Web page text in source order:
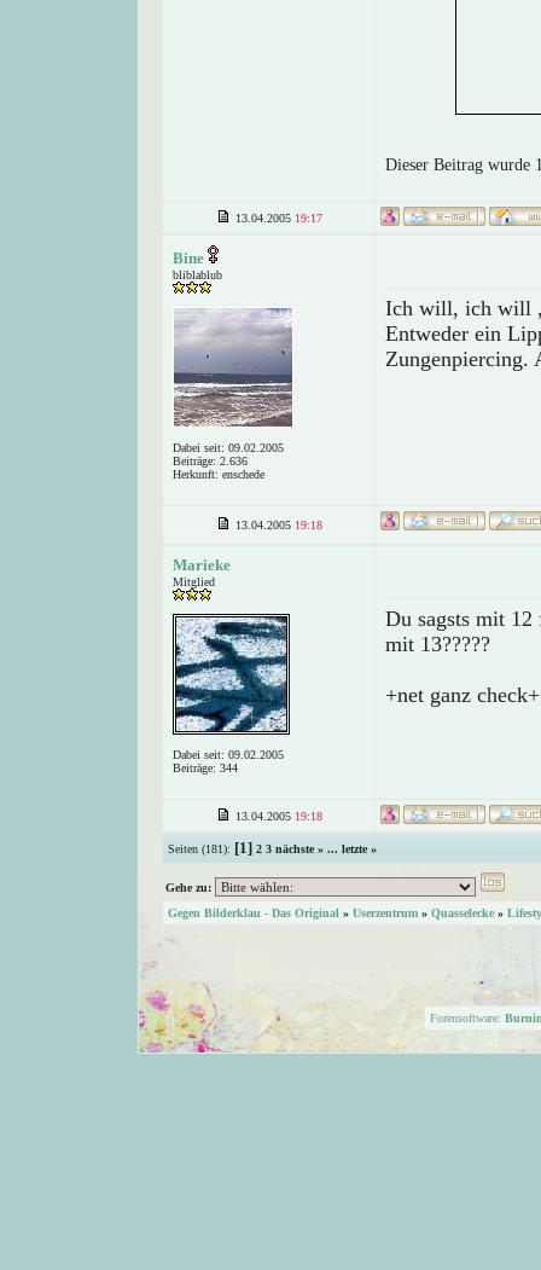
Dieser Beitrag wurde
13.04.2005 19:17
Bine
bliblablub
Dabei seit: 09.02.2005
Beiträge: 2.636
Herkunft: enschede
Ich will, ich will
Entweder ein
Zungenpiercing.
13.04.2005 19:18
Marieke
Mitglied
Dabei seit: 09.02.2005
Beiträge: 344
Du sagsts mit 12
mit 13?????
+net ganz check+
13.04.2005 19:18
Seiten (181): [1] 2 3 nächste » ... letzte »
Gehe zu:
Gegen Bilderklau - Das Original » Userzentrum » Quasselecke »
Forensoftware: